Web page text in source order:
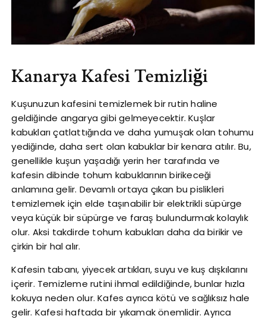
Kanarya Kafesi Temizliği
Kuşunuzun kafesini temizlemek bir rutin haline
geldiğinde angarya gibi gelmeyecektir. Kuşlar
kabukları çatlattığında ve daha yumuşak olan tohumu
yediğinde, daha sert olan kabuklar bir kenara atılır. Bu,
genellikle kuşun yaşadığı yerin her tarafında ve
kafesin dibinde tohum kabuklarının birikeceği
anlamına gelir. Devamlı ortaya çıkan bu pislikleri
temizlemek için elde taşınabilir bir elektrikli süpürge
veya küçük bir süpürge ve faraş bulundurmak kolaylık
olur. Aksi takdirde tohum kabukları daha da birikir ve
çirkin bir hal alır.
Kafesin tabanı, yiyecek artıkları, suyu ve kuş dışkılarını
içerir. Temizleme rutini ihmal edildiğinde, bunlar hızla
kokuya neden olur. Kafes ayrıca kötü ve sağlıksız hale
gelir. Kafesi haftada bir yıkamak önemlidir. Ayrıca